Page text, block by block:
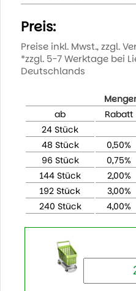
Preis:
Preise inkl. Mwst., zzgl.
*zzgl. 5-7 Werktage bei
Deutschlands
ab
Rabatt
24 Stück
48 Stück
0,50%
96 Stück
0,75%
144 Stück
2,00%
192 Stück
3,00%
240 Stück
4,00%